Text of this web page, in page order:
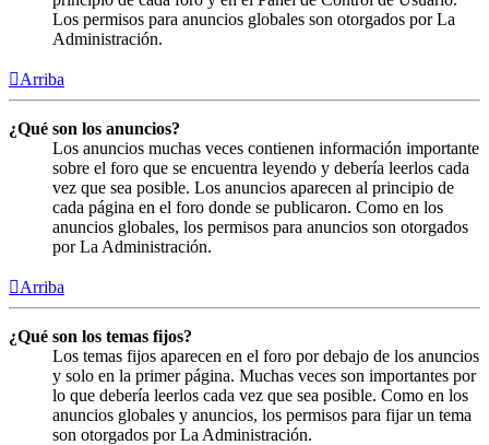
Los permisos para anuncios globales son otorgados por La
Administración.
Arriba
¿Qué son los anuncios?
Los anuncios muchas veces contienen información importante
sobre el foro que se encuentra leyendo y debería leerlos cada
vez que sea posible. Los anuncios aparecen al principio de
cada página en el foro donde se publicaron. Como en los
anuncios globales, los permisos para anuncios son otorgados
por La Administración.
Arriba
¿Qué son los temas fijos?
Los temas fijos aparecen en el foro por debajo de los anuncios
y solo en la primer página. Muchas veces son importantes por
lo que debería leerlos cada vez que sea posible. Como en los
anuncios globales y anuncios, los permisos para fijar un tema
son otorgados por La Administración.